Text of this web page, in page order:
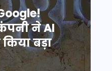
ने AI
बड़ा